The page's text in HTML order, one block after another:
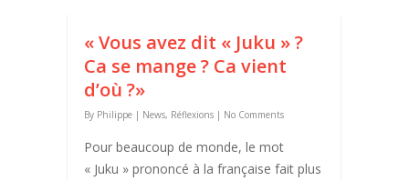
« Vous avez dit « Juku » ?
Ca se mange ? Ca vient
d’où ?»
By Philippe | News, Réflexions | No Comments
Pour beaucoup de monde, le mot
« Juku » prononcé à la française fait plus